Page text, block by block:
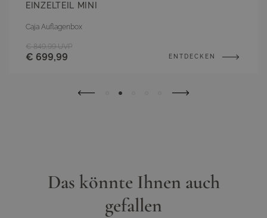
EINZELTEIL MINI
Caja Auflagenbox
€ 699,99
€ 849,99 UVP
ENTDECKEN
Das könnte Ihnen auch
gefallen